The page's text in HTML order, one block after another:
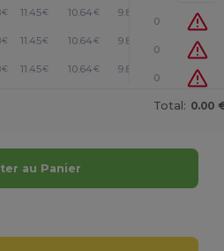
€ 11.45€ 10.64€ 9.81
0
€ 11.45€ 10.64€ 9.81
0
€ 11.45€ 10.64€ 9.81
0
Total: 0.00
au Panier